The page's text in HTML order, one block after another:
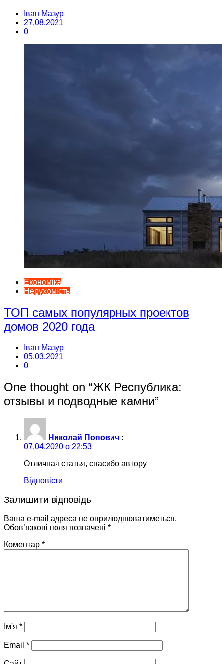
Іван Мазур
27.08.2021
0
Економіка
Нерухомість
ТОП самых популярных проектов
домов 2020 года
Іван Мазур
05.03.2021
0
One thought on “ЖК Республика:
отзывы и подводные камни”
Николай Попович :
07.04.2020 о 22:53
Отличная статья, спасибо автору
Відповісти
Залишити відповідь
Ваша e-mail адреса не оприлюднюватиметься.
Обов’язкові поля позначені *
Коментар *
Ім'я *
Email *